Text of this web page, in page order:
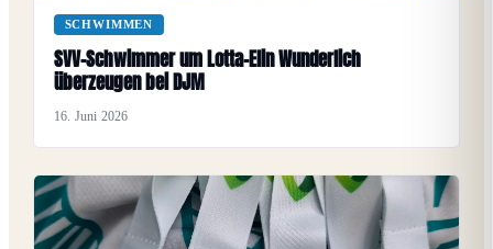
SCHWIMMEN
SVV-Schwimmer um Lotta-Elin Wunderlich
überzeugen bei DJM
16. Juni 2026